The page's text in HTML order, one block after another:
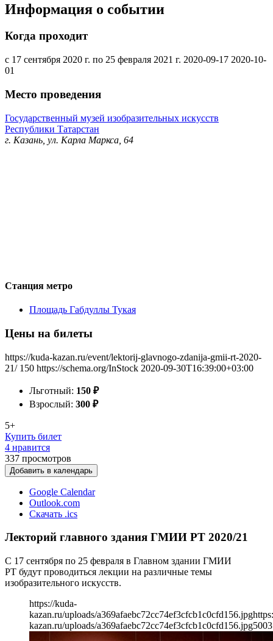
Информация о событии
Когда проходит
с 17 сентября 2020 г. по 25 февраля 2021 г. 2020-09-17 2020-10-
01
Место проведения
Государственный музей изобразительных искусств
Республики Татарстан
г. Казань, ул. Карла Маркса, 64
Станция метро
Площадь Габдуллы Тукая
Цены на билеты
https://kuda-kazan.ru/event/lektorij-glavnogo-zdanija-gmii-rt-2020-
21/ 150 https://schema.org/InStock 2020-09-30T16:39:00+03:00
Льготный: 150 ₽
Взрослый: 300 ₽
5+
Купить билет
4 нравится
337 просмотров
Добавить в календарь
Google Calendar
Outlook.com
Скачать .ics
Лекторий главного здания ГМИИ РТ 2020/21
С 17 сентября по 25 февраля в Главном здании ГМИИ
РТ будут проводиться лекции на различные темы
изобразительного искусств.
https://kuda-
kazan.ru/uploads/a369afaebc72cc74ef3cfcb1c0cfd156.jpg
kazan.ru/uploads/a369afaebc72cc74ef3cfcb1c0cfd156.jpg500